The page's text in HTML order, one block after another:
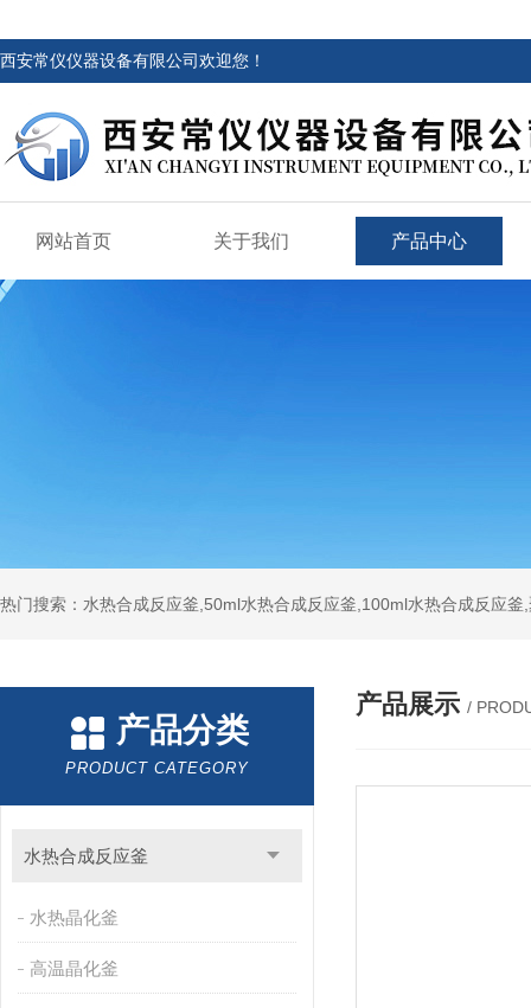
西安常仪仪器设备有限公司欢迎您！
网站首页 关于我们 产品中心
热门搜索：水热合成反应釜,50ml水热合成反应釜,100ml水热合成反应
产品分类
PRODUCT CATEGORY
水热合成反应釜
水热晶化釜
高温晶化釜
产品展示 /